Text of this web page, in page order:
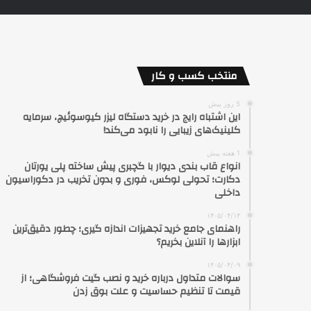
منتخب کسب و کار
5 روز پیش
این اشتباه رایج در خرید دستگاه لیزر کیوسوئیچ، سرمایه
کلینیک‌های زیبایی را نابود می‌کند!
1 هفته پیش
انواع قاب بندی دیوار با گچبری پیش ساخته پلی یورتان
دکارت؛ تحولی لوکس، فوری و بدون تخریب در دکوراسیون
داخلی
۱۴۰۵/۰۴/۱۴
راهنمای جامع خرید تجهیزات اندازه گیری؛ چطور دقیق‌ترین
ابزارها را آنلاین بخریم؟
۱۴۰۵/۰۴/۰۹
سوالات متداول درباره خرید و نصب گیت فروشگاهی؛ از
قیمت تا تنظیم حساسیت و علت بوق زدن